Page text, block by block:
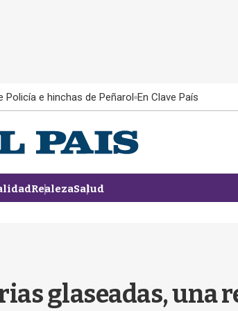
Policía e hinchas de Peñarol En Clave País
RealezaSalud
glaseadas, una